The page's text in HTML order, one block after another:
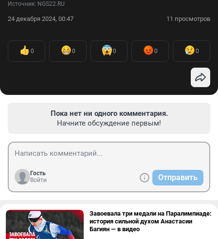
Источник: NGS22.RU
24 декабря 2024, 00:47 11 просмотров
0 0 0 0 0
Пока нет ни одного комментария.
Начните обсуждение первым!
Гость
Войти
Отправить
Завоевала три медали на Паралимпиаде:
история сильной духом Анастасии
Багиян — в видео